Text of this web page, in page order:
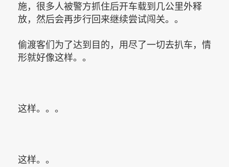
施，很多人被警方抓住后开车载到几公里外释
放，然后会再步行回来继续尝试闯关。。
偷渡客们为了达到目的，用尽了一切去扒车，情
形就好像这样。。
这样。。。
这样。。